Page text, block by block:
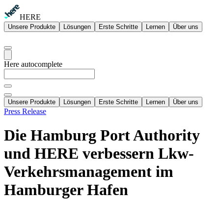
HERE
Unsere Produkte Lösungen Erste Schritte Lernen Über uns
Here autocomplete
Unsere Produkte Lösungen Erste Schritte Lernen Über uns
Press Release
Die Hamburg Port Authority
und HERE verbessern Lkw-
Verkehrsmanagement im
Hamburger Hafen